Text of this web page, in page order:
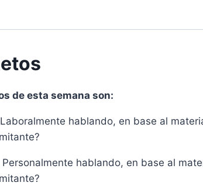
de esta semana son:
Laboralmente hablando, en base al
Personalmente hablando, en base al